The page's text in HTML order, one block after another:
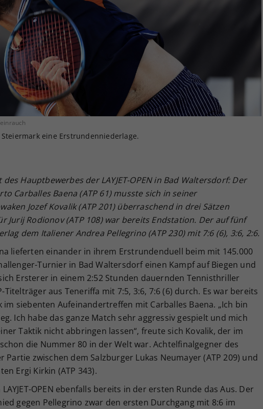
eine Erstrundenniederlage.
Hauptbewerbes der LAYJET-OPEN in Bad Waltersdorf: Der
Carballes Baena (ATP 61) musste sich in seiner
Jozef Kovalik (ATP 201) überraschend in drei Sätzen
Jurij Rodionov (ATP 108) war bereits Endstation. Der auf fünf
dem Italiener Andrea Pellegrino (ATP 230) mit 7:6 (6), 3:6, 2:6.
lieferten einander in ihrem Erstrundenduell beim mit 145.000
Turnier in Bad Waltersdorf einen Kampf auf Biegen und
Ersterer in einem 2:52 Stunden dauernden Tennisthriller
Titelträger aus Teneriffa mit 7:5, 3:6, 7:6 (6) durch. Es war bereits
im siebenten Aufeinandertreffen mit Carballes Baena. „Ich bin
Ich habe das ganze Match sehr aggressiv gespielt und mich
Taktik nicht abbringen lassen“, freute sich Kovalik, der im
schon die Nummer 80 in der Welt war. Achtelfinalgegner des
Partie zwischen dem Salzburger Lukas Neumayer (ATP 209) und
Ergi Kirkin (ATP 343).
OPEN ebenfalls bereits in der ersten Runde das Aus. Der
gegen Pellegrino zwar den ersten Durchgang mit 8:6 im
Ihrer vorgenommen Einstellungen, falls der
Webseiten-Betreiber dies eingestellt hat.